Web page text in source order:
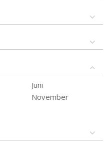
Juni
November